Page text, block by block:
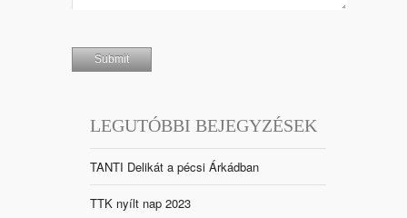
LEGUTÓBBI BEJEGYZÉSEK
TANTI Delikát a pécsi Árkádban
TTK nyílt nap 2023